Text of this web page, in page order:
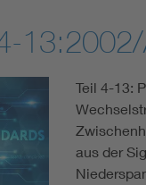
Teil 4-13:
aus der